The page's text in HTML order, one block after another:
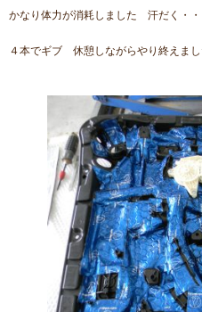
かなり体力が消耗しました 汗だく・
４本でギブ 休憩しながらやり終えまし